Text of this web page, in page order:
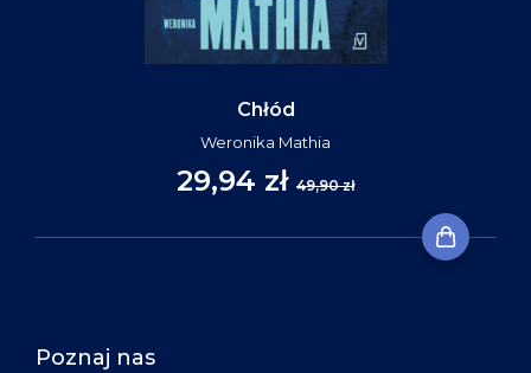
Chłód
Weronika Mathia
29,94 zł 49,90 zł
Poznaj nas